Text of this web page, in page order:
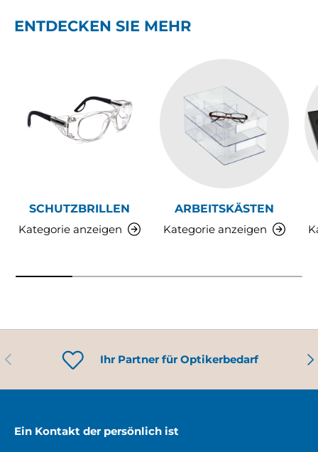
ENTDECKEN SIE MEHR
SCHUTZBRILLEN
Kategorie anzeigen
ARBEITSKÄSTEN
Kategorie anzeigen
VORHERIGE Ihr Partner für Optikerbedarf
Ein Kontakt der persönlich ist